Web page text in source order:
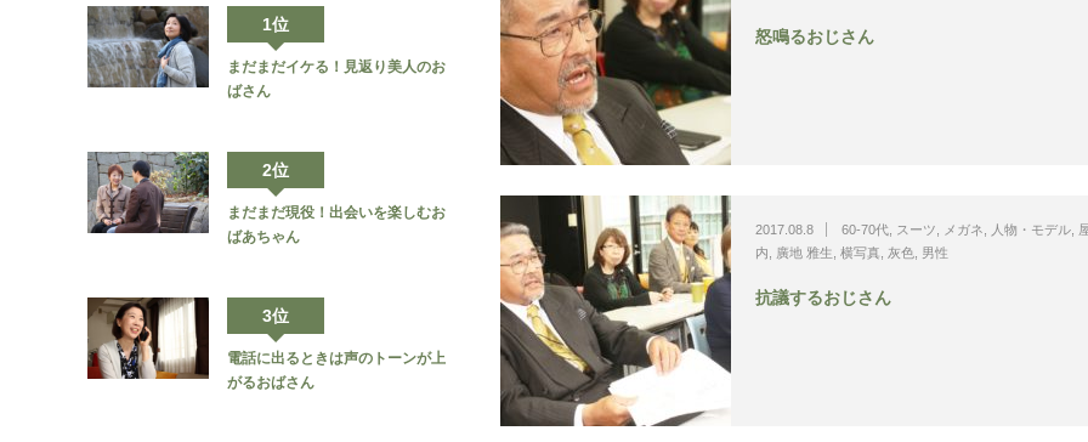
怒鳴るおじさん
2017.08.8 60-70代 スーツ メガネ 人物・モデル
内
廣地 雅生 横写真 灰色 男性
抗議するおじさん
1位
まだまだイケる！見返り美人のお
ばさん
2位
まだまだ現役！出会いを楽しむお
ばあちゃん
3位
電話に出るときは声のトーンが上
がるおばさん